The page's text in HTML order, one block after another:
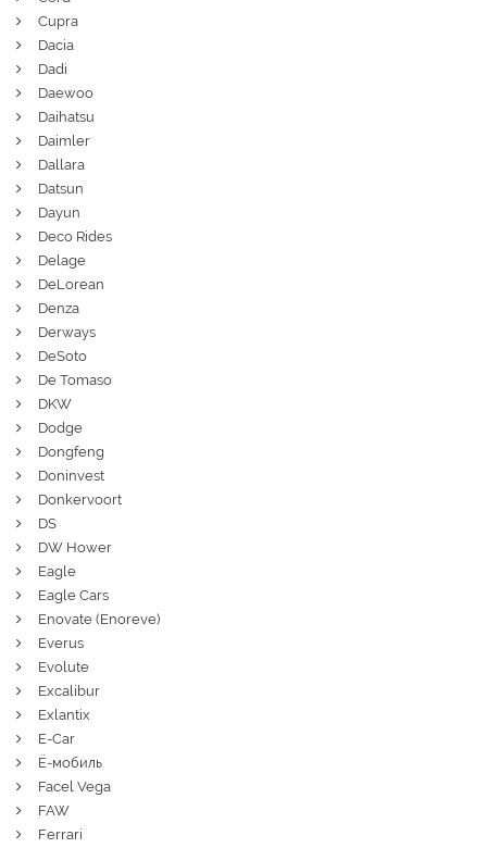
Cupra
Dacia
Dadi
Daewoo
Daihatsu
Daimler
Dallara
Datsun
Dayun
Deco Rides
Delage
DeLorean
Denza
Derways
DeSoto
De Tomaso
DKW
Dodge
Dongfeng
Doninvest
Donkervoort
DS
DW Hower
Eagle
Eagle Cars
Enovate (Enoreve)
Everus
Evolute
Excalibur
Exlantix
E-Car
Ё-мобиль
Facel Vega
FAW
Ferrari